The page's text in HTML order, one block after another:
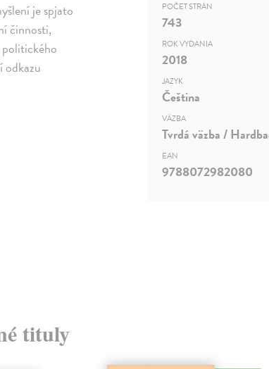
je spjato
činnosti,
politického
odkazu
POČET STRÁN
743
ROK VYDANIA
2018
JAZYK
Čeština
VÄZBA
Tvrdá väzba /
EAN
9788072982080
tituly